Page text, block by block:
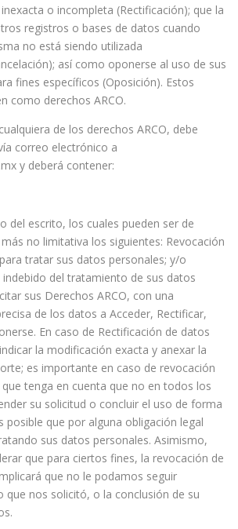
o incompleta (Rectificación); que la
registros o bases de datos cuando
no está siendo utilizada
así como oponerse al uso de sus
fines específicos (Oposición). Estos
como derechos ARCO.
de los derechos ARCO, debe
correo electrónico a
y deberá contener:
del escrito, los cuales pueden ser de
no limitativa los siguientes: Revocación
tratar sus datos personales; y/o
del tratamiento de sus datos
sus Derechos ARCO, con una
de los datos a Acceder, Rectificar,
En caso de Rectificación de datos
la modificación exacta y anexar la
es importante en caso de revocación
tenga en cuenta que no en todos los
su solicitud o concluir el uso de forma
posible que por alguna obligación legal
sus datos personales. Asimismo,
que para ciertos fines, la revocación de
que no le podamos seguir
que nos solicitó, o la conclusión de su